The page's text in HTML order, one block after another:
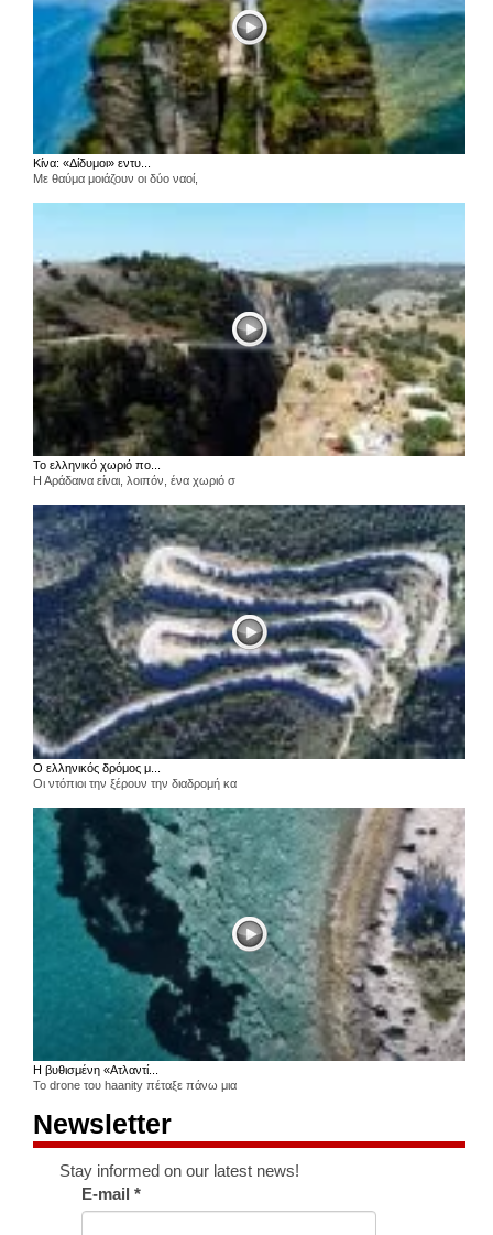
Κίνα: «Δίδυμοι» εντυ...
Με θαύμα μοιάζουν οι δύο ναοί,
Το ελληνικό χωριό πο...
Η Αράδαινα είναι, λοιπόν, ένα χωριό σ
Ο ελληνικός δρόμος μ...
Οι ντόπιοι την ξέρουν την διαδρομή κα
Η βυθισμένη «Ατλαντί...
Το drone του haanity πέταξε πάνω μια
Newsletter
Stay informed on our latest news!
E-mail*